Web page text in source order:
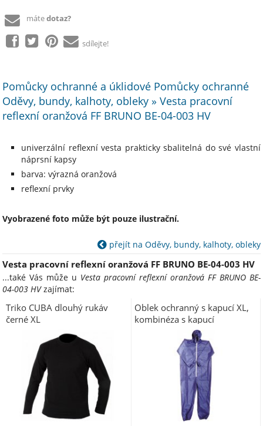
mátedotaz?
sdílejte!
Pomůcky ochranné a úklidové Pomůcky ochranné
Oděvy, bundy, kalhoty, obleky » Vesta pracovní
reflexní oranžová FF BRUNO BE-04-003 HV
univerzální reflexní vesta prakticky sbalitelná do své vlastní
náprsní kapsy
barva: výrazná oranžová
reflexní prvky
Vyobrazené foto může být pouze ilustrační.
přejít na Oděvy, bundy, kalhoty, obleky
Vesta pracovní reflexní oranžová FF BRUNO BE-04-003 HV
...také Vás může u Vesta pracovní reflexní oranžová FF BRUNO BE-
04-003 HVzajímat:
Triko CUBA dlouhý rukáv
černé XL
Oblek ochranný s kapucí XL,
kombinéza s kapucí